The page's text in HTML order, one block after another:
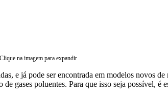
Clique na imagem para expandir
e já pode ser encontrada em modelos novos
gases poluentes. Para que isso seja possível, é